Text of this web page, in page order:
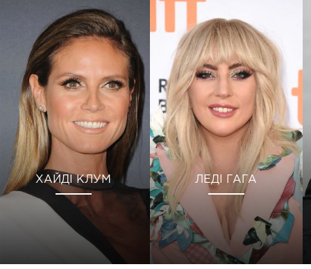
ХАЙДІ КЛУМ ЛЕДІ ГАГА